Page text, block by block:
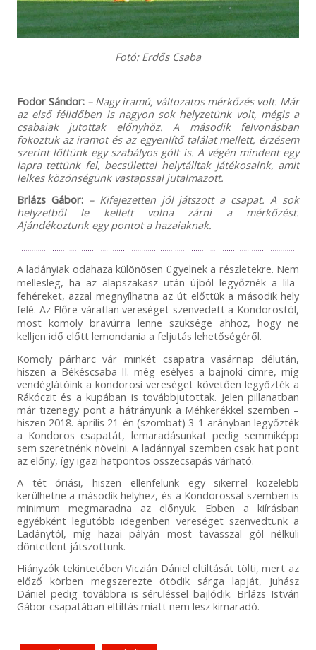
Fotó: Erdős Csaba
Fodor Sándor: – Nagy iramú, változatos mérkőzés volt. Már
az első félidőben is nagyon sok helyzetünk volt, mégis a
csabaiak jutottak előnyhöz. A második felvonásban
fokoztuk az iramot és az egyenlítő találat mellett, érzésem
szerint lőttünk egy szabályos gólt is. A végén mindent egy
lapra tettünk fel, becsülettel helytálltak játékosaink, amit
lelkes közönségünk vastapssal jutalmazott.
Brlázs Gábor: – Kifejezetten jól játszott a csapat. A sok
helyzetből le kellett volna zárni a mérkőzést.
Ajándékoztunk egy pontot a hazaiaknak.
A ladányiak odahaza különösen ügyelnek a részletekre. Nem
mellesleg, ha az alapszakasz után újból legyőznék a lila-
fehéreket, azzal megnyílhatna az út előttük a második hely
felé. Az Előre váratlan vereséget szenvedett a Kondorostól,
most komoly bravúrra lenne szükségeahhoz, hogy ne
kelljen idő előttlemondania a feljutás lehetőségéről.
Komoly párharc vár minkét csapatra vasárnap délután,
hiszen a Békéscsaba II. még esélyes a bajnoki címre, míg
vendéglátóink a kondorosi vereséget követően legyőzték a
Rákóczit és a kupában is továbbjutottak. Jelen pillanatban
már tizenegy pont a hátrányunk a Méhkerékkel szemben –
hiszen 2018. április 21-én (szombat) 3-1 arányban legyőzték
a Kondoros csapatát, lemaradásunkat pedig semmiképp
sem szeretnénk növelni. A ladánnyal szemben csak hat pont
az előny, így igazi hatpontos összecsapás várható.
A tét óriási, hiszen ellenfelünk egy sikerrel közelebb
kerülhetne a második helyhez, és a Kondorossal szemben is
minimum megmaradna az előnyük. Ebben a kiírásban
egyébként legutóbb idegenben vereséget szenvedtünk a
Ladánytól, míg hazai pályán most tavasszal gól nélküli
döntetlent játszottunk.
Hiányzók tekintetében Viczián Dániel eltiltását tölti, mert az
előző körben megszerezte ötödik sárga lapját, Juhász
Dániel pedig továbbra is sérüléssel bajlódik. Brlázs István
Gábor csapatában eltiltás miatt nem lesz kimaradó.